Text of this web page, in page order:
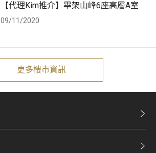
更多樓市資訊
【代理Kim推介】畢架山峰6座高層A室
09/11/2020